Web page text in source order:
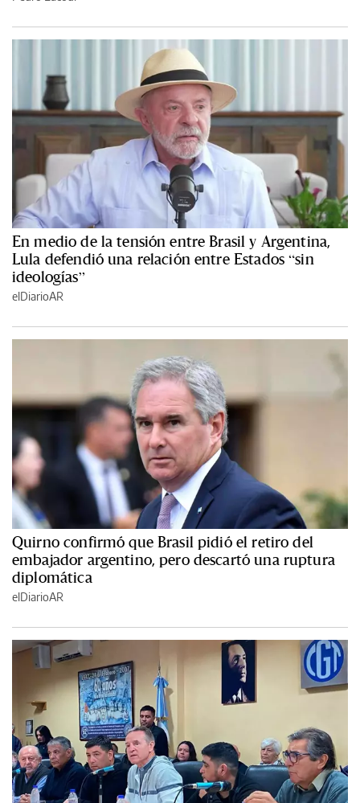
En medio de la tensión entre Brasil y Argentina,
Lula defendió una relación entre Estados “sin
ideologías”
elDiarioAR
Quirno confirmó que Brasil pidió el retiro del
embajador argentino, pero descartó una ruptura
diplomática
elDiarioAR